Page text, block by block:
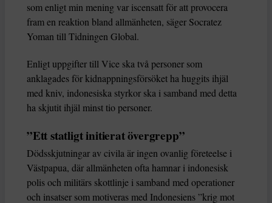
som enligt min mening var iscensatt för att provocera
fram en reaktion bland allmänheten, säger Socratez
Yoman till Tidningen Global.
Enligt uppgifter till Vice ska två personer som
anklagades för kidnappningsförsöket ha huggits ihjäl
med kniv, indonesiska styrkor ska i samband med detta
ha skjutit ihjäl minst tio personer.
”Ett statligt initierat övergrepp”
Dödsskjutningar av civila är ingen ovanlig företeelse i
Västpapua, där allmänheten ofta hamnar i indonesisk
polis och militärs skottlinje i samband med operationer
och insatser som motiveras med Indonesiens ”krig mot